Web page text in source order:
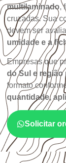
multilaminado,
cruzadas. Sua
devem ser
umidade e a
Empresas que
do Sul e região
formato
quantidade,
Solicitar